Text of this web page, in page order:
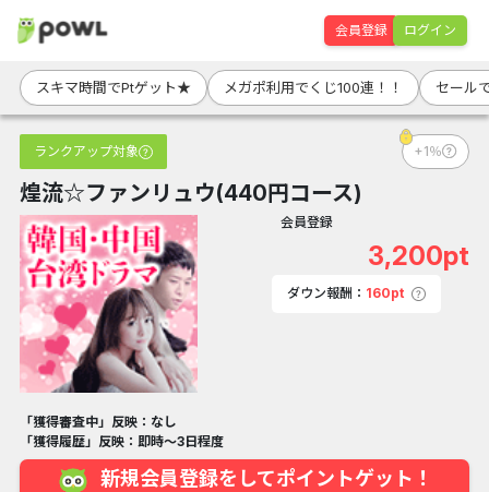
会員登録 ログイン
スキマ時間でPtゲット★ メガポ利用でくじ100連！！ セール
ランクアップ対象 +1％
煌流☆ファンリュウ(440円コース)
会員登録
3,200pt
ダウン報酬： 160pt
「獲得審査中」反映：なし
「獲得履歴」反映：即時～3日程度
新規会員登録をしてポイントゲット！